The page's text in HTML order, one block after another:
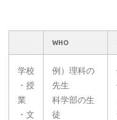
WHO
学校
・授
業
・文
例）理科の
先生
科学部の生
徒